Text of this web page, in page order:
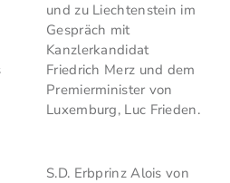
und zu Liechtenstein im
Gespräch mit
Kanzlerkandidat
Friedrich Merz und dem
Premierminister von
Luxemburg, Luc Frieden.
S.D. Erbprinz Alois von